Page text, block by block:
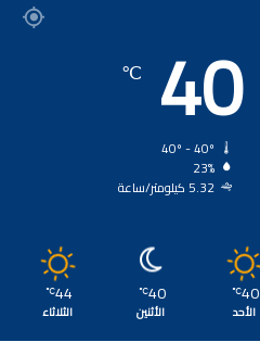
40
℃
23%
5.32 كيلومتر/ساعة
40
℃
الأحد
40
℃
الأثنين
44
℃
الثلاثاء